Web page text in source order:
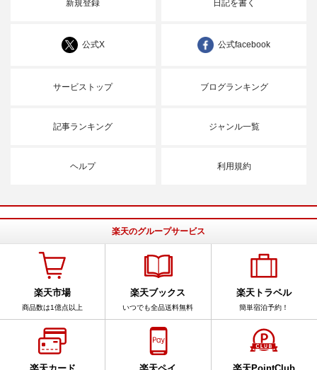
新規登録 日記を書く
公式X 公式facebook
サービストップ ブログランキング
記事ランキング ジャンル一覧
ヘルプ 利用規約
楽天のグループサービス
楽天市場
商品数は1億点以上
楽天ブックス
いつでも全品送料無料
楽天トラベル
簡単宿泊予約！